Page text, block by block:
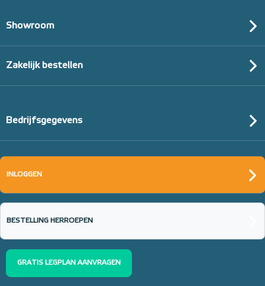
Showroom
Zakelijk bestellen
Bedrijfsgegevens
INLOGGEN
BESTELLING HERROEPEN
GRATIS LEGPLAN AANVRAGEN